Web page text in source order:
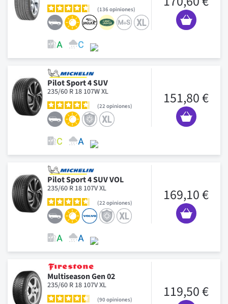
136opiniones
Pilot Sport 4 SUV
235/60 R 18 107W XL
22 opiniones 151,80 €
Pilot Sport 4 SUV VOL
235/60 R 18 107V XL
22 opiniones 169,10 €
Multiseason Gen 02
235/60 R 18 107V XL
90opiniones 119,50 €